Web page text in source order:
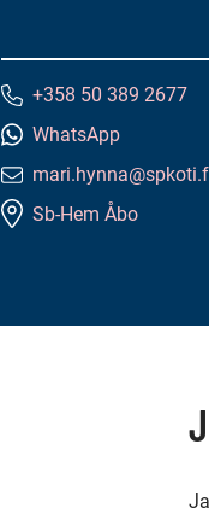
Telefonnummer:
+358 50 389 2677
WhatsApp
E-
postadress:
Sb-Hem Åbo